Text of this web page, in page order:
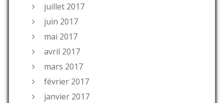
juillet 2017
juin 2017
mai 2017
avril 2017
mars 2017
février 2017
janvier 2017